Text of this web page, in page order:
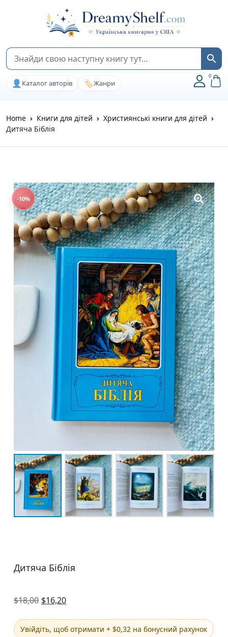
👤 Каталог авторів 🏷️Жанри
0
Home Книги для дітей
Християнські книги для дітей
Дитяча Біблія
-10%
Дитяча Біблія
$18,00 $16,20
Увійдіть, щоб отримати + $0,32 на бонусний рахунок